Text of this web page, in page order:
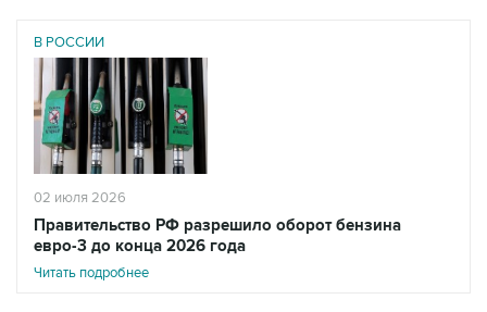
В РОССИИ
02 июля 2026
Правительство РФ разрешило оборот бензина
евро-3 до конца 2026 года
Читать подробнее